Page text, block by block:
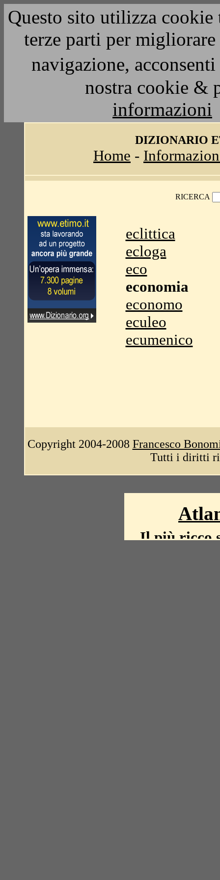
Questo sito utilizza
terze parti per
navigazione,
nostra cookie &
informazioni
DIZIONARIO
Home -
RICERCA
eclittica
ecloga
eco
economia
economo
eculeo
ecumenico
Copyright 2004-2008 Francesco
Tutti i diritti
Il più ricco